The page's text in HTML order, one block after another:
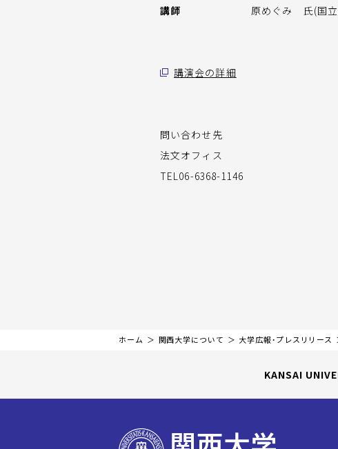
講師
原めぐみ 氏(国
講演会の詳細
問い合わせ先
法文オフィス
TEL06-6368-1146
ホーム 関西大学について 大学広報・プレスリリース
KANSAI